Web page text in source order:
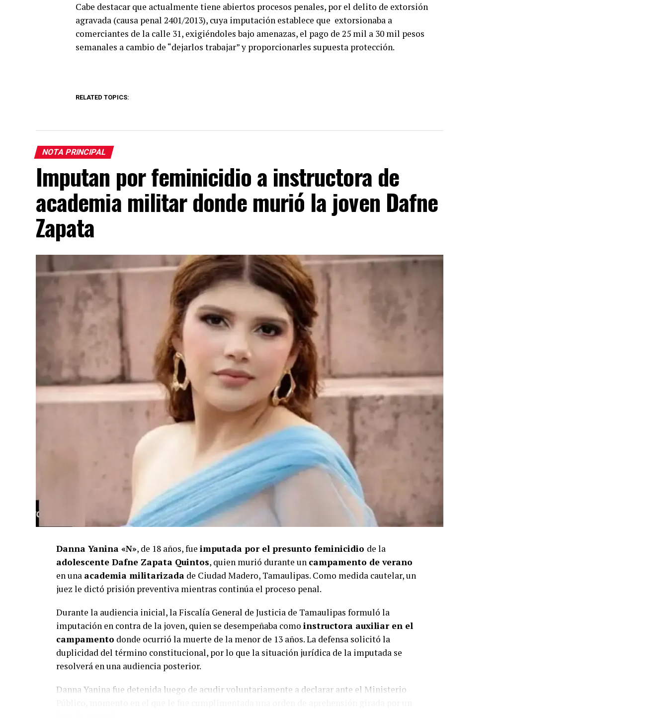
Cabe destacar que actualmente tiene abiertos procesos penales, por el delito de extorsión
agravada (causa penal 2401/2013), cuya imputación establece que extorsionaba a
comerciantes de la calle 31, exigiéndoles bajo amenazas, el pago de 25 mil a 30 mil pesos
semanales a cambio de “dejarlos trabajar” y proporcionarles supuesta protección.
RELATED TOPICS:
NOTA PRINCIPAL
Imputan por feminicidio a instructora de
academia militar donde murió la joven Dafne
Zapata
Danna Yanina «N», de 18 años, fue imputada por el presunto feminicidio de la
adolescente Dafne Zapata Quintos, quien murió durante un campamento de verano
en una academia militarizada de Ciudad Madero, Tamaulipas. Como medida cautelar, un
juez le dictó prisión preventiva mientras continúa el proceso penal.
Durante la audiencia inicial, la Fiscalía General de Justicia de Tamaulipas formuló la
imputación en contra de la joven, quien se desempeñaba como instructora auxiliar en el
campamento donde ocurrió la muerte de la menor de 13 años. La defensa solicitó la
duplicidad del término constitucional, por lo que la situación jurídica de la imputada se
resolverá en una audiencia posterior.
Danna Yanina fue detenida luego de acudir voluntariamente a declarar ante el Ministerio